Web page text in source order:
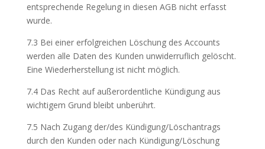
entsprechende Regelung in diesen AGB nicht erfasst
wurde.
7.3 Bei einer erfolgreichen Löschung des Accounts
werden alle Daten des Kunden unwiderruflich gelöscht.
Eine Wiederherstellung ist nicht möglich.
7.4 Das Recht auf außerordentliche Kündigung aus
wichtigem Grund bleibt unberührt.
7.5 Nach Zugang der/des Kündigung/Löschantrags
durch den Kunden oder nach Kündigung/Löschung